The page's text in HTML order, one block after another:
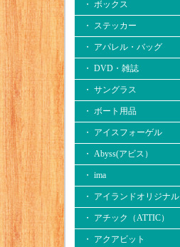
・ ボックス
・ ステッカー
・ アパレル・バッグ
・ DVD・雑誌
・ サングラス
・ ボート用品
・ アイスフォーゲル
・ Abyss(アビス）
・ ima
・ アイランドオリジナル
・ アチック（ATTIC）
・ アクアビット